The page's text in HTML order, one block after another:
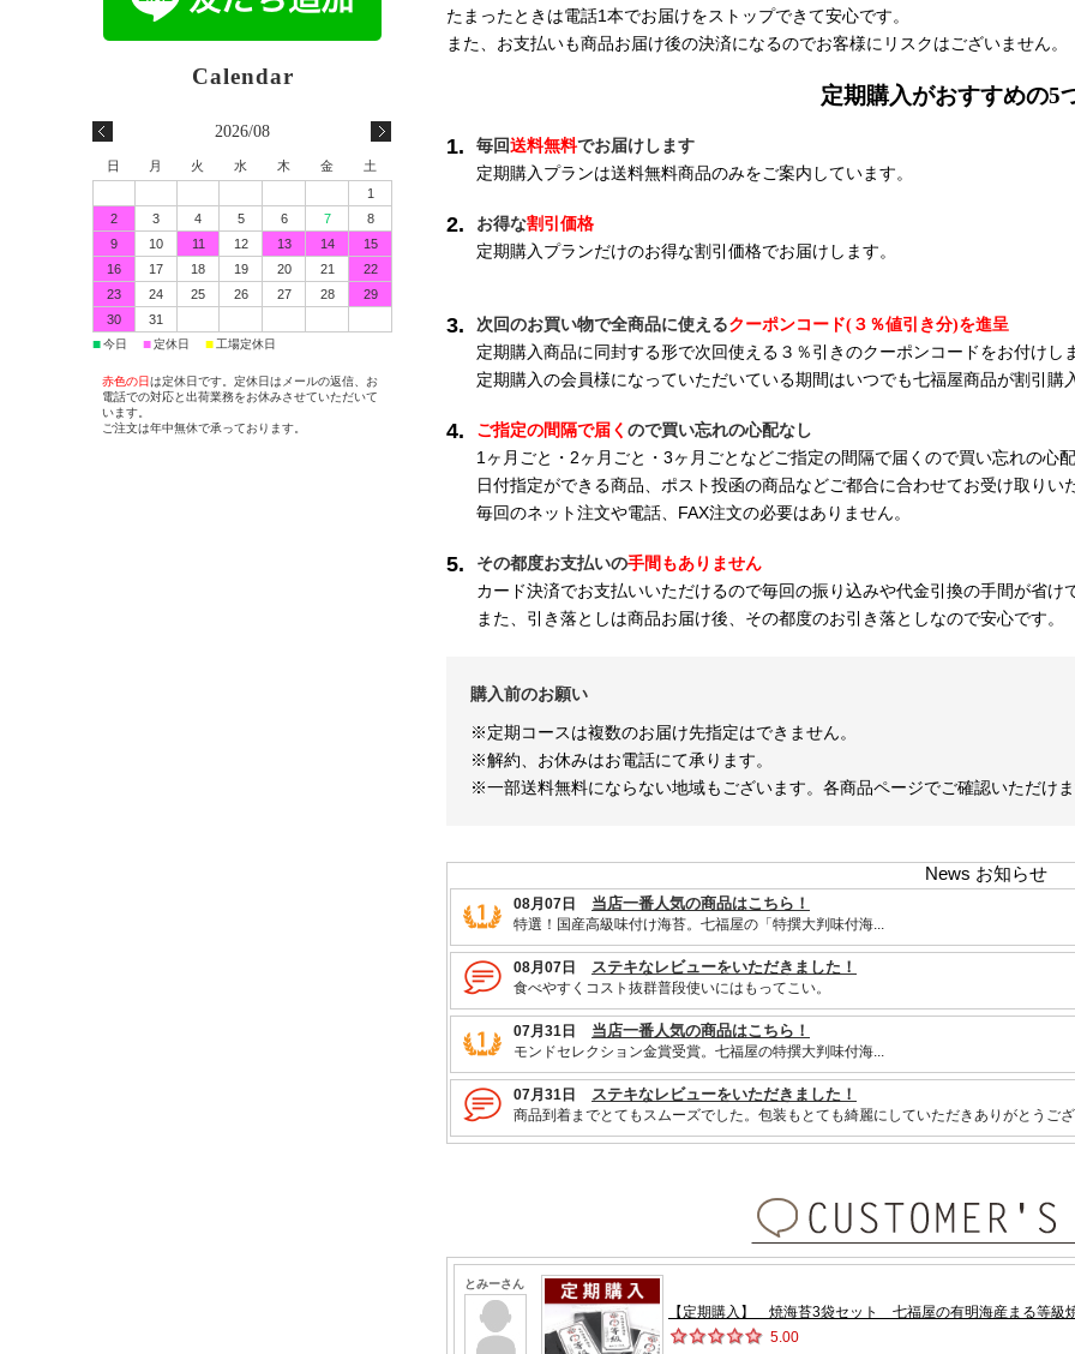
たまったときは電話1本でお届けをストップできて安心です。
また、お支払いも商品お届け後の決済になるのでお客様にリスクはございません。
定期購入がおすすめの5
1. 毎回送料無料でお届けします
定期購入プランは送料無料商品のみをご案内しています。
2. お得な割引価格
定期購入プランだけのお得な割引価格でお届けします。
3. 次回のお買い物で全商品に使えるクーポンコード(３％値引き分)を進呈
定期購入商品に同封する形で次回使える３％引きのクーポンコードをお付けし
定期購入の会員様になっていただいている期間はいつでも七福屋商品が割引購
4. ご指定の間隔で届く ので買い忘れの心配なし
1ヶ月ごと・2ヶ月ごと・3ヶ月ごとなどご指定の間隔で届くので買い忘れの心配
日付指定ができる商品、ポスト投函の商品などご都合に合わせてお受け取りい
毎回のネット注文や電話、FAX注文の必要はありません。
5. その都度お支払いの手間もありません
カード決済でお支払いいただけるので毎回の振り込みや代金引換の手間が省け
また、引き落としは商品お届け後、その都度のお引き落としなので安心です。
購入前のお願い
※定期コースは複数のお届け先指定はできません。
※解約、お休みはお電話にて承ります。
※一部送料無料にならない地域もございます。各商品ページでご確認いただけま
2026/08
日 月 火 水 木 金
土
1
2
3 4 5 6 7
8
9
10 11 12 13 14
15
16
17 18 19 20 21
22
23
24 25 26 27 28
29
30
31
■今日 ■定休日 ■ 工場定休日
赤色の日は定休日です。定休日はメールの返信、お
電話での対応と出荷業務をお休みさせていただいて
います。
ご注文は年中無休で承っております。